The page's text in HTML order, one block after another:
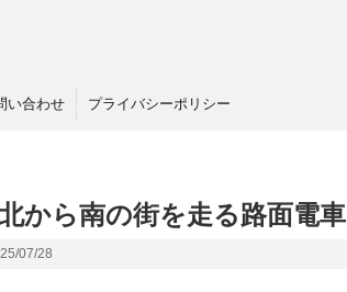
い合わせ プライバシーポリシー
から南の街を走る路面電車
07/28